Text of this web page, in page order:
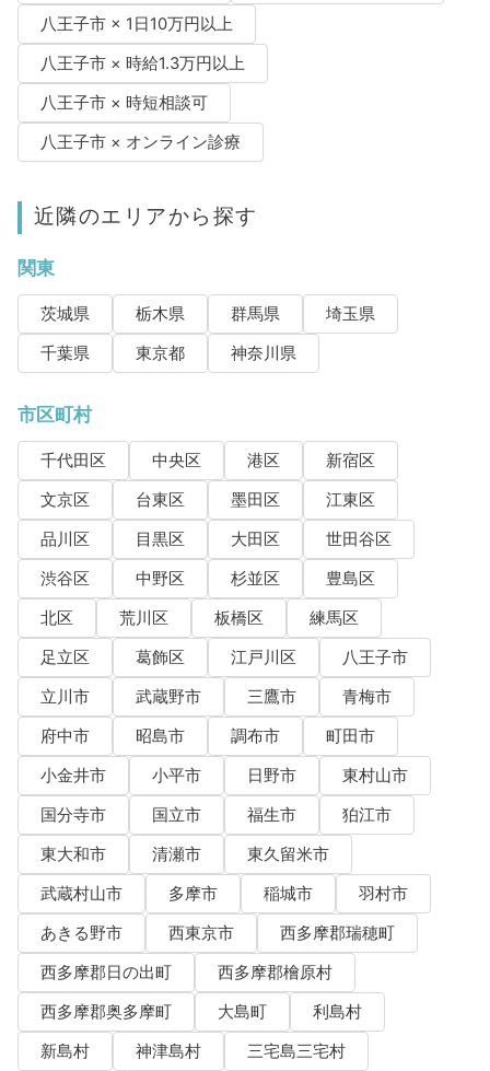
八王子市 × 1日10万円以上
八王子市 × 時給1.3万円以上
八王子市 × 時短相談可
八王子市 × オンライン診療
近隣のエリアから探す
関東
茨城県 栃木県 群馬県
埼玉県
千葉県
東京都 神奈川県
市区町村
千代田区 中央区 港区
新宿区
文京区
台東区 墨田区
江東区
品川区
目黒区 大田区
世田谷区
渋谷区
中野区 杉並区
豊島区
北区
荒川区 板橋区
練馬区
足立区
葛飾区 江戸川区
八王子市
立川市
武蔵野市 三鷹市
青梅市
府中市
昭島市 調布市
町田市
小金井市
小平市 日野市
東村山市
国分寺市
国立市 福生市
狛江市
東大和市
清瀬市
東久留米市
武蔵村山市
多摩市 稲城市
羽村市
あきる野市
西東京市
西多摩郡瑞穂町
西多摩郡日の出町
西多摩郡檜原村
西多摩郡奥多摩町
大島町
利島村
新島村
神津島村
三宅島三宅村